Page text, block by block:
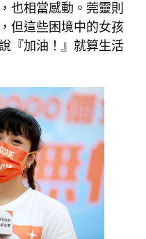
也相當感動。莞靈則
但這些困境中的女孩
『加油！』就算生活